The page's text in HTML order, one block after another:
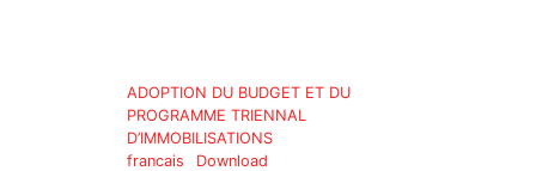
ADOPTION DU BUDGET ET DU
PROGRAMME TRIENNAL
D’IMMOBILISATIONS
francais
Download